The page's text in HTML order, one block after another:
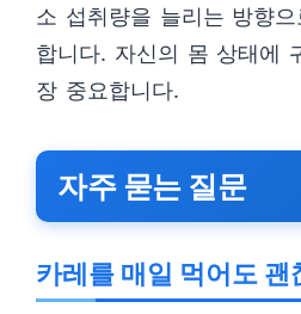
소 섭취량을 늘리는 방향
합니다. 자신의 몸 상태에
장 중요합니다.
자주 묻는 질문
카레를 매일 먹어도 괜